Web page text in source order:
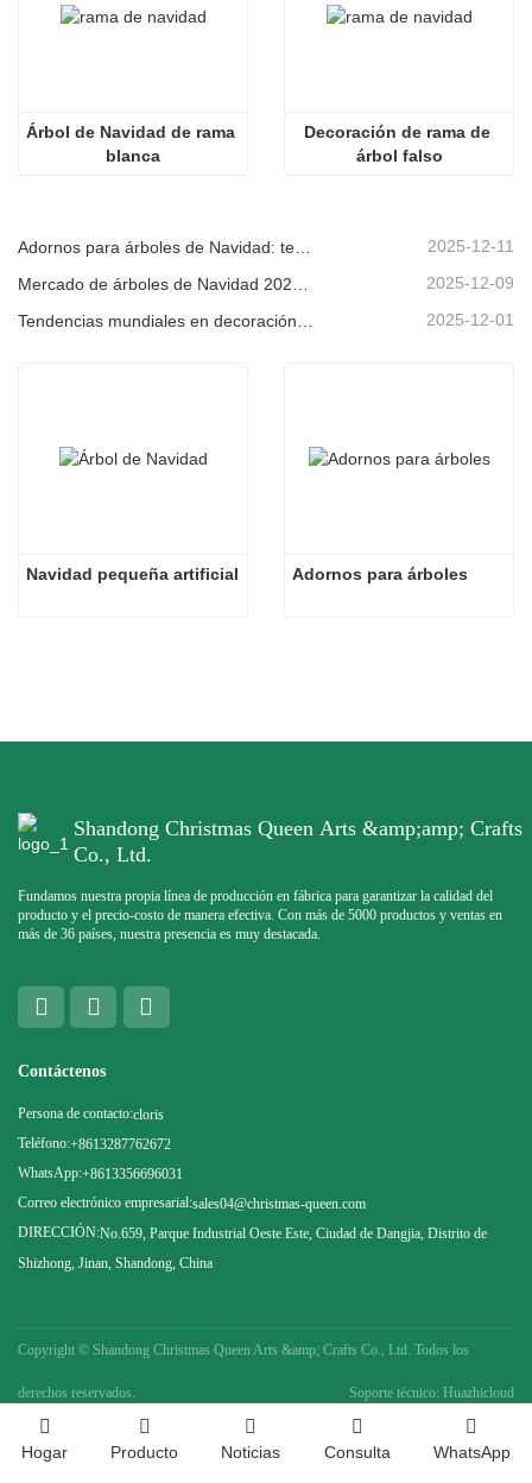
Árbol de Navidad de rama
blanca
Decoración de rama de
árbol falso
2025-12-11
2025-12-09
Tendencias mundiales en decoración navideña y por qué Christmas Queen sigue liderando el mercado 2025-12-01
Navidad pequeña artificial Adornos para árboles
Shandong Christmas Queen Arts &amp;amp; Crafts
Co., Ltd.
Fundamos nuestra propia línea de producción en fábrica para garantizar la calidad del
producto y el precio-costo de manera efectiva. Con más de 5000 productos y ventas en
más de 36 países, nuestra presencia es muy destacada.
Contáctenos
Persona de contacto:cloris
Teléfono:+8613287762672
WhatsApp:+8613356696031
Correo electrónico empresarial:sales04@christmas-queen.com
DIRECCIÓN:No.659, Parque Industrial Oeste Este, Ciudad de Dangjia, Distrito de
Shizhong, Jinan, Shandong, China
Copyright © Shandong Christmas Queen Arts &amp; Crafts Co., Ltd. Todos los
derechos reservados. Soporte técnico: Huazhicloud
Hogar Producto Noticias Consulta WhatsApp